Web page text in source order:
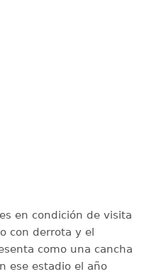
en condición de visita
con derrota y el
como una cancha
ese estadio el año